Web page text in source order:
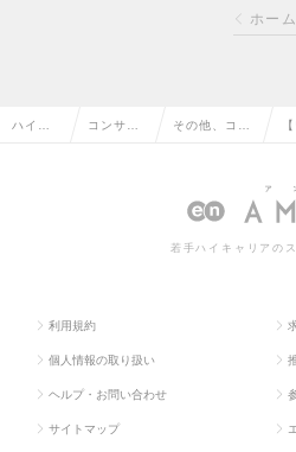
ホーム
ハイク コンサル その他、コン
の転職
若手ハイキャリアの
利用規約
個人情報の取り扱い
ヘルプ・お問い合わせ
サイトマップ